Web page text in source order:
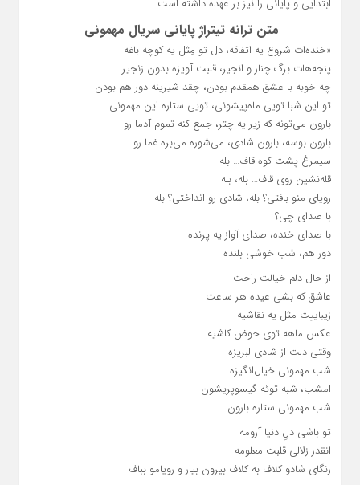
ابتدایی و پایانی را نیز بر عهده داشته است.
متن ترانه تیتراژ پایانی سریال مهمونی
«خنده‌ات شروع یه اتفاقه، دل تو مِثل یه کوچه باغه
پنجه‌هات برگ چنار و انجیر، قلبت آویزه بدون زنجیر
چه خوبه با عشق همقدم بودن، چقد شیرینه دور هم بودن
تو این شبا تویی ماه‌پیشونی، تویی ستاره این مهمونی
بارون می‌تونه که زیر یه چتر، جمع کنه تموم آدما رو
بارون بوسه، بارون شادی، می‌شوره می‌بره غما رو
سیمرغ پشت کوه قاف… بله
قله‌نشین روی قاف… بله، بله
رویای منو بافتی؟ بله، شادی رو انداختی؟ بله
با صدای چی؟
با صدای خنده، صدای آواز یه پرنده
دور هم، شب خوشی بلنده
از حال دلم خیالت راحت
عاشق که بشی عیده هر ساعت
زیباییت مثل یه نقاشیه
عکس ماهه توی حوض کاشیه
وقتی دلت از شادی لبریزه
شب مهمونی خیال‌انگیزه
امشب، شبه توئه گیسوپریشون
شب مهمونی ستاره بارون
تو باشی دلِ دنیا آرومه
انقدر زلالی قلبت معلومه
رنگای شادو کلاف به کلاف بیرون بیار و رویامو بباف